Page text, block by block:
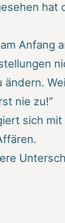
hat
Anfang
nie zu!“
sich mit